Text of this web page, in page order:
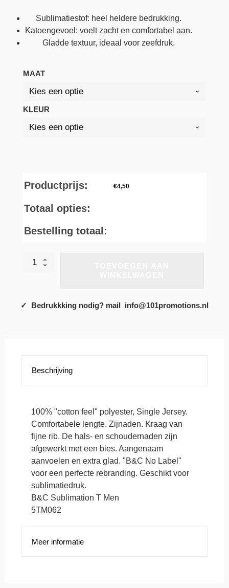
Sublimatiestof: heel heldere bedrukking.
Katoengevoel: voelt zacht en comfortabel aan.
Gladde textuur, ideaal voor zeefdruk.
MAAT
KLEUR
Productprijs: €4,50
Totaal opties:
Bestelling totaal:
CGTM062
TEE
✓ Bedrukkking nodig? mail info@101promotions.nl
Beschrijving
100% "cotton feel" polyester, Single Jersey.
Comfortabele lengte. Zijnaden. Kraag van
fijne rib. De hals- en schoudernaden zijn
afgewerkt met een bies. Aangenaam
aanvoelen en extra glad. "B&C No Label"
voor een perfecte rebranding. Geschikt voor
sublimatiedruk.
B&C Sublimation T Men
5TM062
Meer informatie